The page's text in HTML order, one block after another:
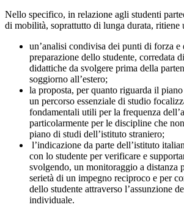
Nello specifico, in relazione agli studenti
di mobilità, soprattutto di lunga durata, ritiene
un’analisi condivisa dei punti di forza
preparazione dello studente, corredata
didattiche da svolgere prima della
soggiorno all’estero;
la proposta, per quanto riguarda il
un percorso essenziale di studio
fondamentali utili per la frequenza
particolarmente per le discipline che
piano di studi dell’istituto straniero;
l’indicazione da parte dell’istituto
con lo studente per verificare e
svolgendo, un monitoraggio a distanza
serietà di un impegno reciproco e per
dello studente attraverso l’assunzione
individuale.